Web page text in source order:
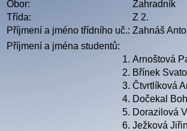
Obor:
Zahradník
Třída:
Z 2.
Příjmení a jméno třídního uč.: Zahnáš
Příjmení a jména studentů:
1. Arnoštová
2. Břínek
3. Čtvrtlíková
4. Dočekal
5. Dorazilová
6. Ježková